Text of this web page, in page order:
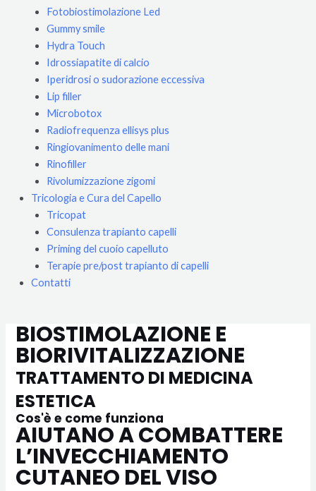
Fotobiostimolazione Led
Gummy smile
Hydra Touch
Idrossiapatite di calcio
Iperidrosi o sudorazione eccessiva
Lip filler
Microbotox
Radiofrequenza ellisys plus
Ringiovanimento delle mani
Rinofiller
Rivolumizzazione zigomi
Tricologia e Cura del Capello
Tricopat
Consulenza trapianto capelli
Priming del cuoio capelluto
Terapie pre/post trapianto di capelli
Contatti
BIOSTIMOLAZIONE E
BIORIVITALIZZAZIONE
TRATTAMENTO DI MEDICINA
ESTETICA
Cos'è e come funziona
AIUTANO A COMBATTERE
L’INVECCHIAMENTO
CUTANEO DEL VISO